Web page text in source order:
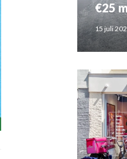
€25
15 juli